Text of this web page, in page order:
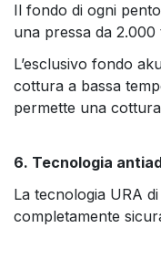
Il fondo di ogni
una pressa da
L’esclusivo fondo
cottura a bassa
permette una
6. Tecnologia
La tecnologia URA
completamente